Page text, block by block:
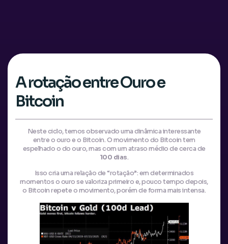
A rotação entre Ouro e
Bitcoin
Neste ciclo, temos observado uma dinâmica interessante
entre o ouro e o Bitcoin. O movimento do Bitcoin tem
espelhado o do ouro, mas com um atraso médio de cerca de
100 dias.
Isso cria uma relação de “rotação”: em determinados
momentos o ouro se valoriza primeiro e, pouco tempo depois,
o Bitcoin repete o movimento, porém de forma mais intensa.